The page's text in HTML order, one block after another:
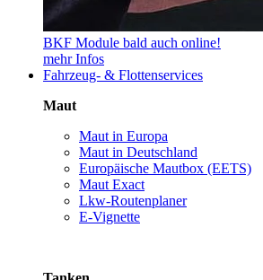
BKF Module bald auch online!
mehr Infos
Fahrzeug- & Flottenservices
Maut
Maut in Europa
Maut in Deutschland
Europäische Mautbox (EETS)
Maut Exact
Lkw-Routenplaner
E-Vignette